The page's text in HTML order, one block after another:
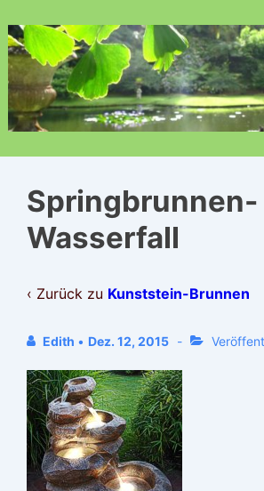
Zum
Inhalt
Springbrunnen-
Wasserfall
‹ Zurück zu Kunststein-Brunnen
Edith • Dez. 12, 2015